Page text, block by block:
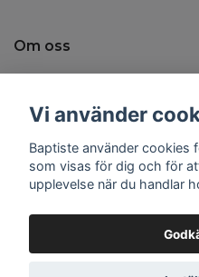
Om oss
Sociala medier
Vi använder
Baptiste använder cookies
som visas för dig och för
upplevelse när du handlar